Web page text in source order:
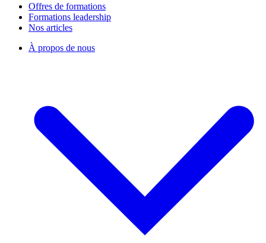
Offres de formations
Formations leadership
Nos articles
À propos de nous